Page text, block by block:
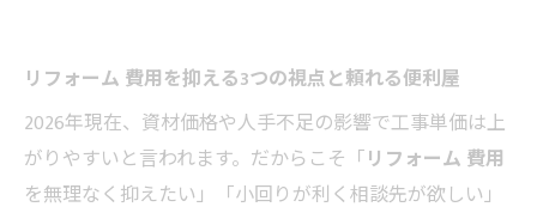
リフォーム 費用を抑える3つの視点と頼れる便利屋
2026年現在、資材価格や人手不足の影響で工事単価は上
がりやすいと言われます。だからこそ「リフォーム 費用
を無理なく抑えたい」「小回りが利く相談先が欲しい」